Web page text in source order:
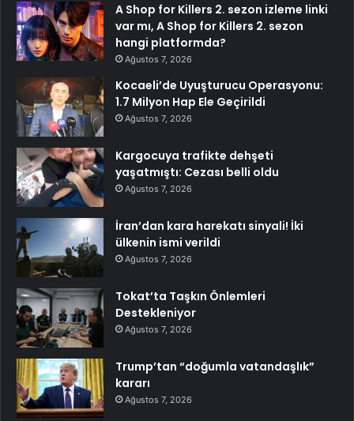
A Shop for Killers 2. sezon izleme linki
var mı, A Shop for Killers 2. sezon
hangi platformda?
Ağustos 7, 2026
Kocaeli’de Uyuşturucu Operasyonu:
1.7 Milyon Hap Ele Geçirildi
Ağustos 7, 2026
Kargocuya trafikte dehşeti
yaşatmıştı: Cezası belli oldu
Ağustos 7, 2026
İran’dan kara harekatı sinyali! İki
ülkenin ismi verildi
Ağustos 7, 2026
Tokat’ta Taşkın Önlemleri
Destekleniyor
Ağustos 7, 2026
Trump’tan “doğumla vatandaşlık”
kararı
Ağustos 7, 2026